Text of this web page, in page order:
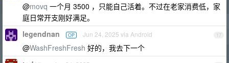
@movq 一个月 3500 ，只能自己活着。不过在老家消费低，家
庭日常开支刚好满足。
17
legendnan OP Jun 24, 2025 via Android
@WashFreshFresh 好的，我去下一个